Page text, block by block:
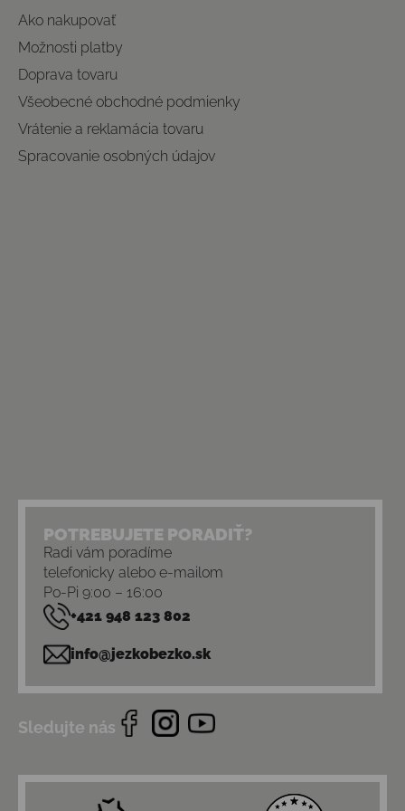
Ako nakupovať
Možnosti platby
Doprava tovaru
Všeobecné obchodné podmienky
Vrátenie a reklamácia tovaru
Spracovanie osobných údajov
POTREBUJETE PORADIŤ?
Radi vám poradíme
telefonicky alebo e-mailom
Po-Pi 9:00 – 16:00
+421 948 123 802
info@jezkobezko.sk
Sledujte nás